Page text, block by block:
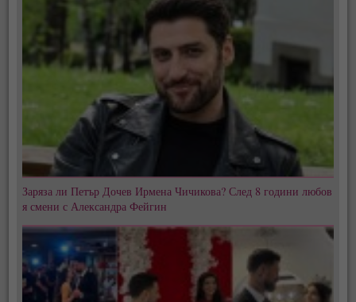
Заряза ли Петър Дочев Ирмена Чичикова? След 8 години любов
я смени с Александра Фейгин